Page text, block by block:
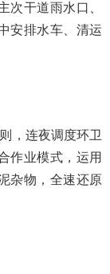
次干道雨水口、
安排水车、清运
，连夜调度环卫
作业模式，运用
杂物，全速还原